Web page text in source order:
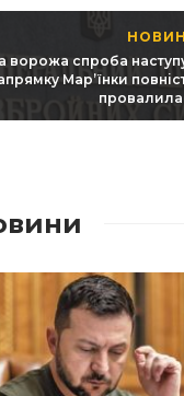
ворожа спроба
Мар’їнки